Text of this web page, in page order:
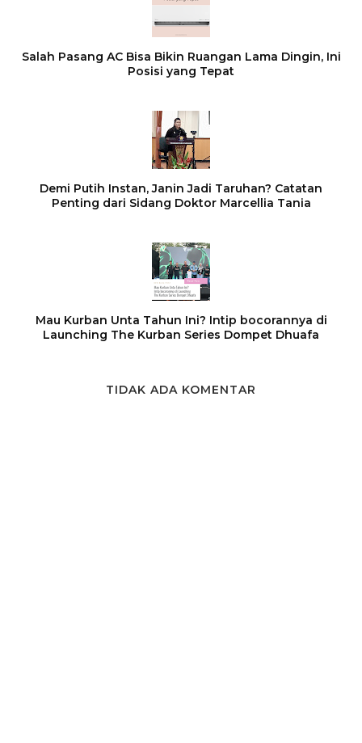
Salah Pasang AC Bisa Bikin Ruangan Lama Dingin, Ini
Posisi yang Tepat
Demi Putih Instan, Janin Jadi Taruhan? Catatan
Penting dari Sidang Doktor Marcellia Tania
Mau Kurban Unta Tahun Ini? Intip bocorannya di
Launching The Kurban Series Dompet Dhuafa
TIDAK ADA KOMENTAR